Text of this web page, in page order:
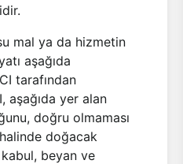
mal ya da hizmetin
aşağıda
tarafından
aşağıda yer alan
doğru olmaması
doğacak
kabul, beyan ve